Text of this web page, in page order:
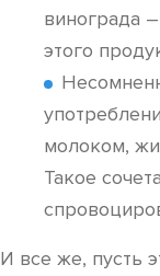
винограда
этого
молоком,
Такое
И все же, пусть